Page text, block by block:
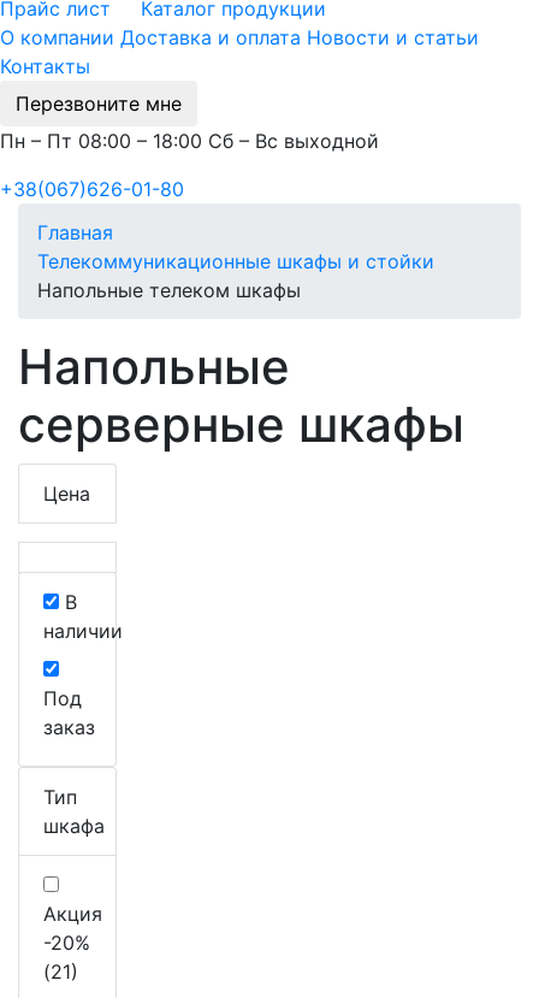
Прайс лист
Каталог продукции
О компании Доставка и оплата Новости и статьи
Контакты
Перезвоните мне
Пн – Пт 08:00 – 18:00 Сб – Вс выходной
+38(067)626-01-80
Главная
Телекоммуникационные шкафы и стойки
Напольные телеком шкафы
Напольные
серверные шкафы
Цена
В
наличии
Под
заказ
Тип
шкафа
Акция
-20%
(21)